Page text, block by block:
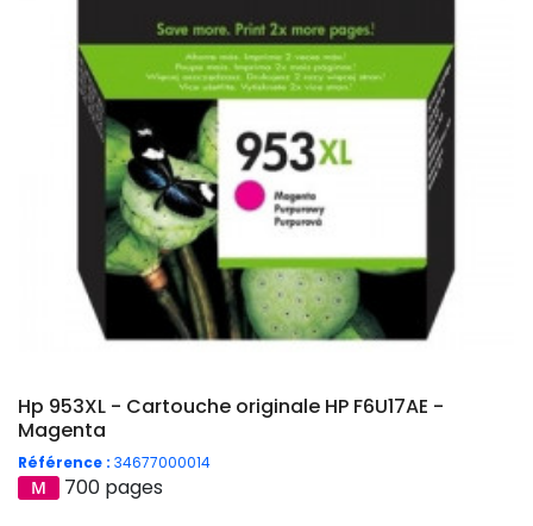
Hp 953XL - Cartouche originale HP F6U17AE -
Magenta
Référence : 34677000014
700 pages